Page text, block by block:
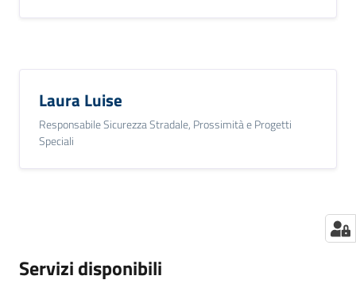
Laura Luise
Responsabile Sicurezza Stradale, Prossimità e Progetti
Speciali
Servizi disponibili